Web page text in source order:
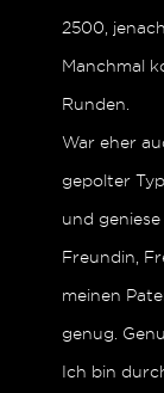
2500,
Manchmal
Runden.
War eher
gepolter
und
Freundin,
meinen
genug.
Ich bin